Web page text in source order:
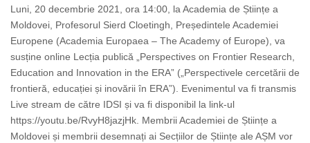
Luni, 20 decembrie 2021, ora 14:00, la Academia de Științe a
Moldovei, Profesorul Sierd Cloetingh, Președintele Academiei
Europene (Academia Europaea – The Academy of Europe), va
susține online Lecția publică „Perspectives on Frontier Research,
Education and Innovation in the ERA” („Perspectivele cercetării de
frontieră, educației și inovării în ERA”). Evenimentul va fi transmis
Live stream de către IDSI și va fi disponibil la link-ul
https://youtu.be/RvyH8jazjHk. Membrii Academiei de Științe a
Moldovei și membrii desemnați ai Secțiilor de Științe ale AȘM vor